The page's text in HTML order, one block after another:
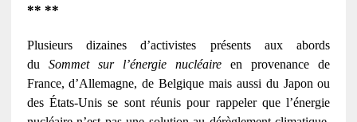
** **
Plusieurs dizaines d’activistes présents aux abords
du Sommet sur l’énergie nucléaire en provenance de
France, d’Allemagne, de Belgique mais aussi du Japon ou
des États-Unis se sont réunis pour rappeler que l’énergie